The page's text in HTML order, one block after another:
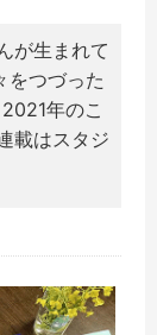
が生まれて
をつづった
年のこ
載はスタジ